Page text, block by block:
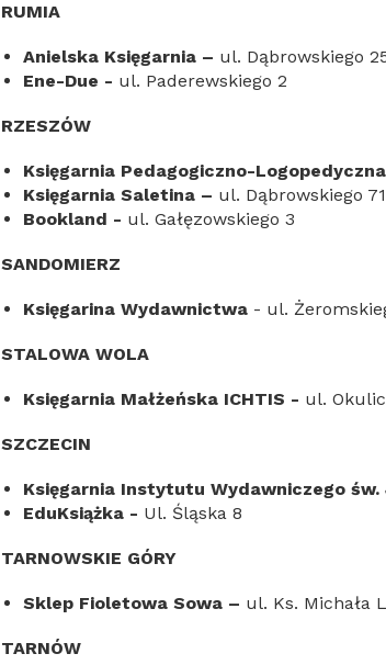
RUMIA
Anielska Księgarnia – ul. Dąbrowskiego
Ene-Due - ul. Paderewskiego 2
RZESZÓW
Księgarnia Pedagogiczno-Logopedyczna
Księgarnia Saletina – ul. Dąbrowskiego 71
Bookland - ul. Gałęzowskiego 3
SANDOMIERZ
Księgarina Wydawnictwa - ul.
STALOWA WOLA
Księgarnia Małżeńska ICHTIS - ul.
SZCZECIN
Księgarnia Instytutu Wydawniczego św.
EduKsiążka - Ul. Śląska 8
TARNOWSKIE GÓRY
Sklep Fioletowa Sowa – ul. Ks. Michała
TARNÓW